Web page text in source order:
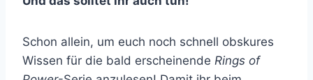
Schon allein, um euch noch schnell obskures
Wissen für die bald erscheinende Rings of